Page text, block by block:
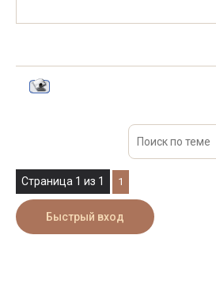
Страница 1 из 1 1